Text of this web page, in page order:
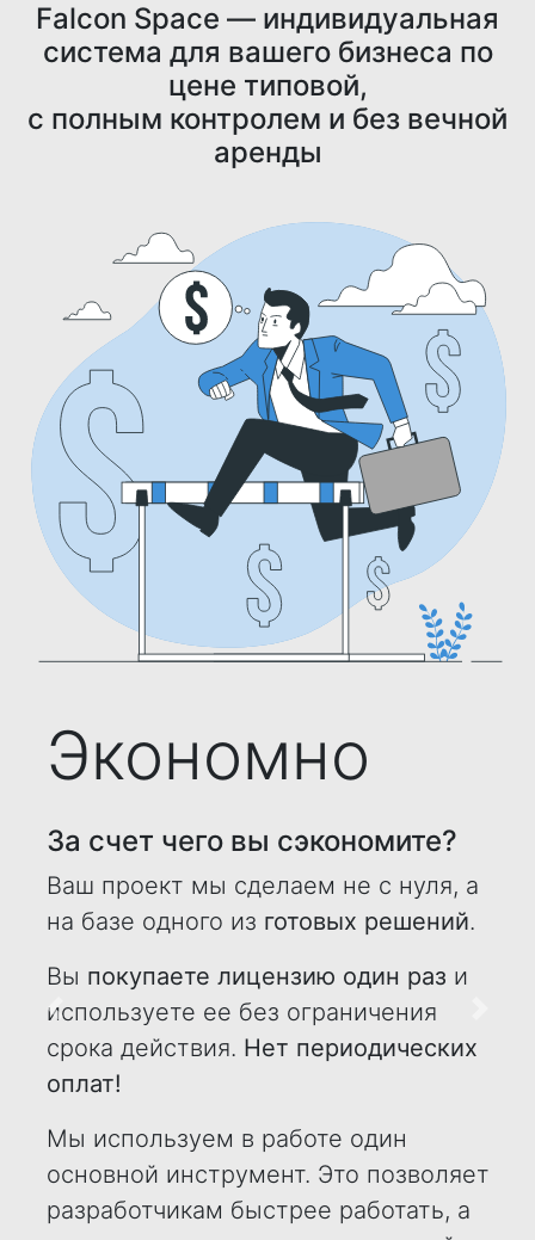
Falcon Space — индивидуальная
система для вашего бизнеса по
цене типовой,
с полным контролем и без вечной
аренды
Экономно
За счет чего вы сэкономите?
Ваш проект мы сделаем не с нуля, а
на базе одного из готовых решений.
Вы покупаете лицензию один раз и
используете ее без ограничения
срока действия. Нет периодических
оплат!
Мы используем в работе один
основной инструмент. Это позволяет
разработчикам быстрее работать, а
Назад